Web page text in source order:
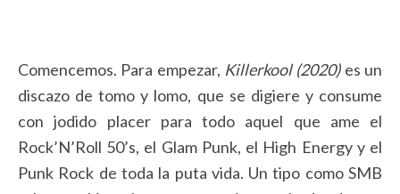
Comencemos. Para empezar, Killerkool (2020)es un
discazo de tomo y lomo, que se digiere y consume
con jodido placer para todo aquel que ame el
Rock’N’Roll 50’s, el Glam Punk, el High Energy y el
Punk Rock de toda la puta vida. Un tipo como SMB